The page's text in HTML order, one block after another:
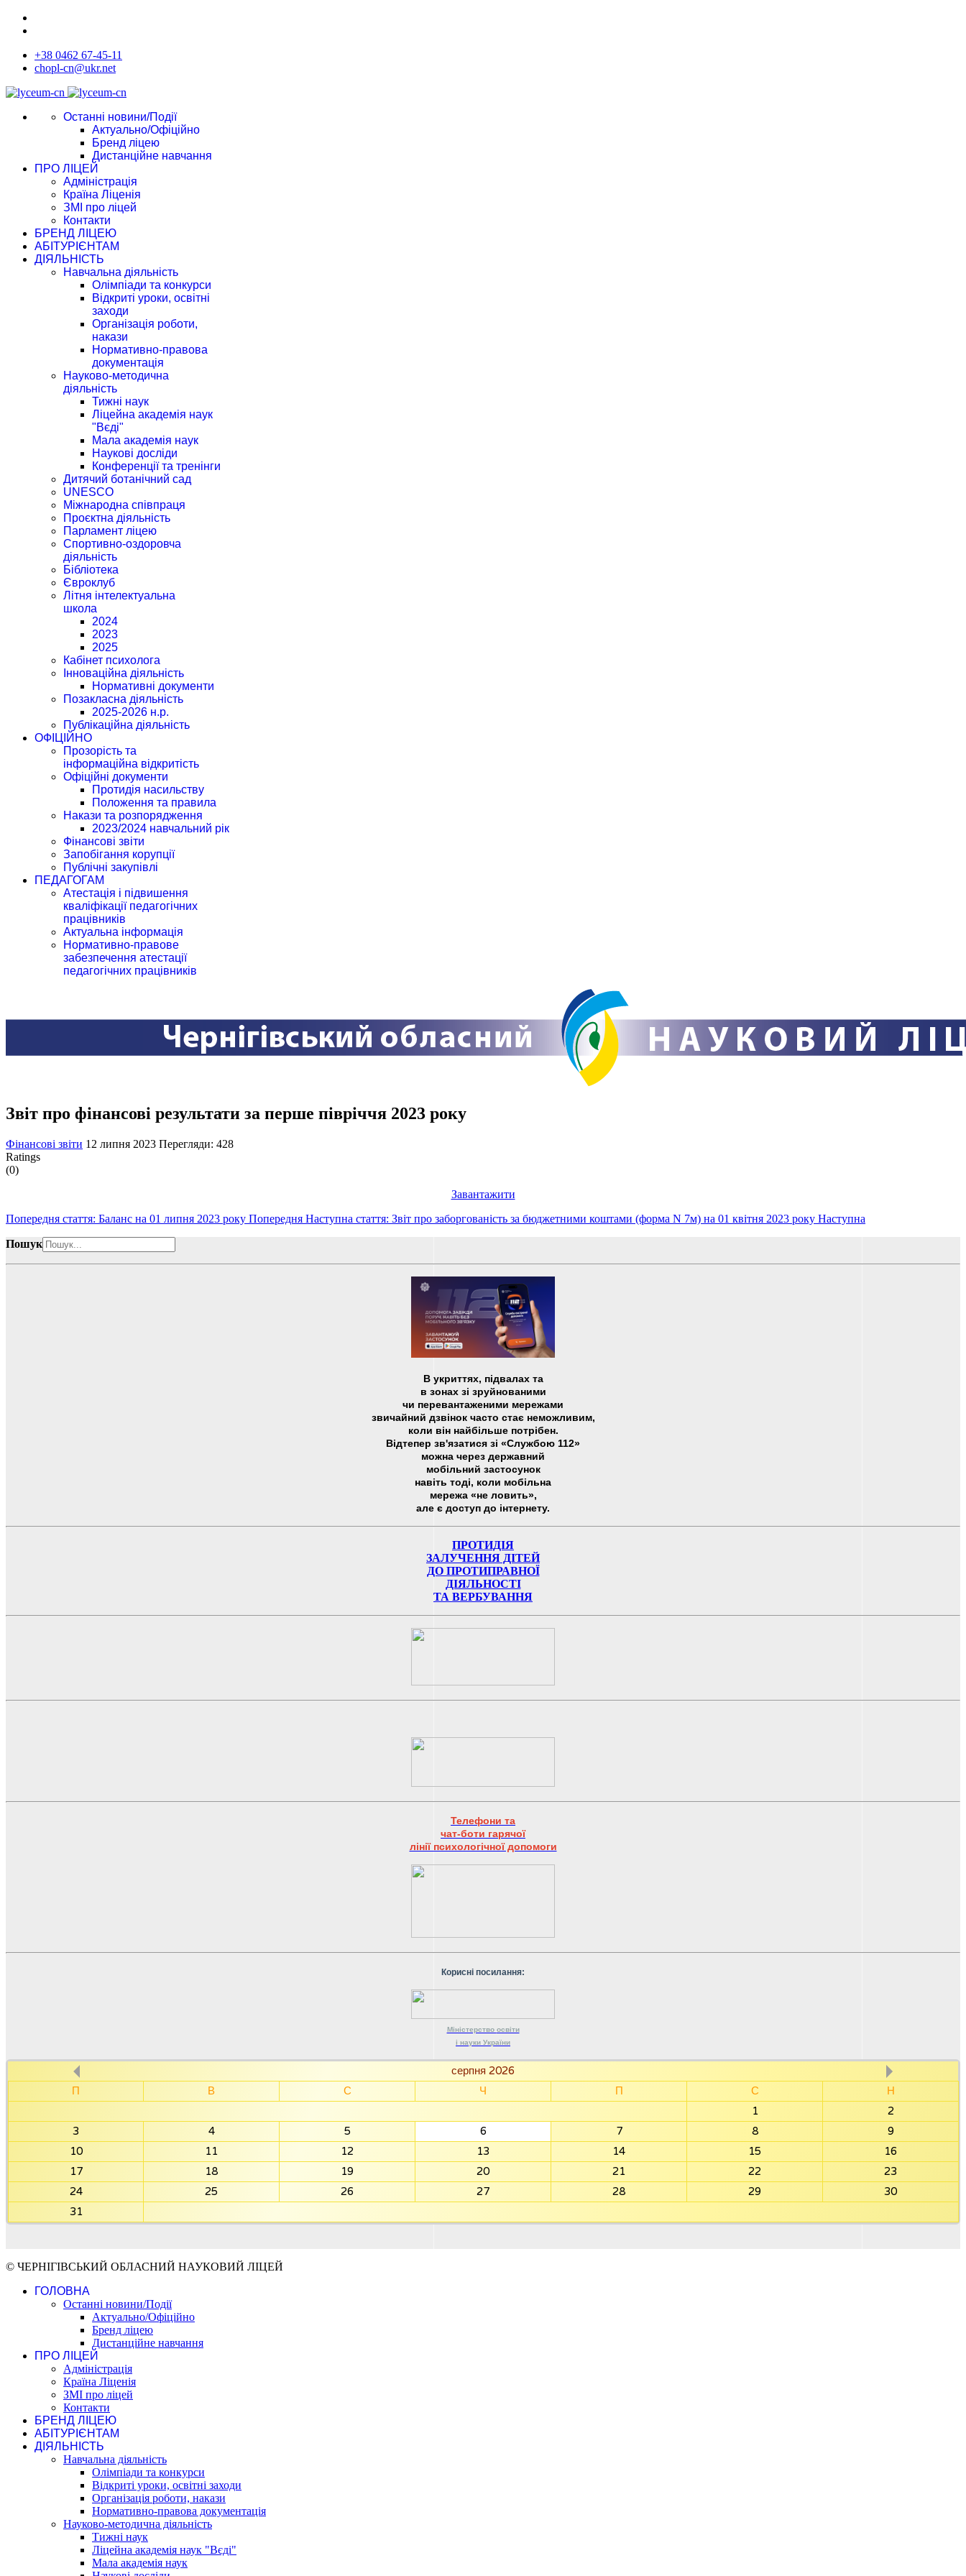
+38 0462 67-45-11
chopl-cn@ukr.net
Останні новини/Події
Актуально/Офіційно
Бренд ліцею
Дистанційне навчання
ПРО ЛІЦЕЙ
Адміністрація
Країна Ліценія
ЗМІ про ліцей
Контакти
БРЕНД ЛІЦЕЮ
АБІТУРІЄНТАМ
ДІЯЛЬНІСТЬ
Навчальна діяльність
Олімпіади та конкурси
Відкриті уроки, освітні
заходи
Організація роботи,
накази
Нормативно-правова
документація
Науково-методична
діяльність
Тижні наук
Ліцейна академія наук
"Вєді"
Мала академія наук
Наукові досліди
Конференції та тренінги
Дитячий ботанічний сад
UNESCO
Міжнародна співпраця
Проєктна діяльність
Парламент ліцею
Спортивно-оздоровча
діяльність
Бібліотека
Євроклуб
Літня інтелектуальна
школа
2024
2023
2025
Кабінет психолога
Інноваційна діяльність
Нормативні документи
Позакласна діяльність
2025-2026 н.р.
Публікаційна діяльність
ОФІЦІЙНО
Прозорість та
інформаційна відкритість
Офіційні документи
Протидія насильству
Положення та правила
Накази та розпорядження
2023/2024 навчальний рік
Фінансові звіти
Запобігання корупції
Публічні закупівлі
ПЕДАГОГАМ
Атестація і підвишення
кваліфікації педагогічних
працівників
Актуальна інформація
Нормативно-правове
забезпечення атестації
педагогічних працівників
Звіт про фінансові результати за перше півріччя 2023 року
Фінансові звіти 12 липня 2023 Перегляди: 428
Ratings
(0)
Завантажити
Попередня стаття: Баланс на 01 липня 2023 року Попередня Наступна стаття: Звіт про заборгованість за бюджетними коштами (форма N 7м) на 01 квітня 2023 року Наступна
Пошук
В укриттях, підвалах та
в зонах зі зруйнованими
чи перевантаженими мережами
звичайний дзвінок часто стає неможливим,
коли він найбільше потрібен.
Відтепер зв'язатися зі «Службою 112»
можна через державний
мобільний застосунок
навіть тоді, коли мобільна
мережа «не ловить»,
але є доступ до інтернету.
ПРОТИДІЯ
ЗАЛУЧЕННЯ ДІТЕЙ
ДО ПРОТИПРАВНОЇ
ДІЯЛЬНОСТІ
ТА ВЕРБУВАННЯ
Телефони та
чат-боти гарячої
лінії психологічної допомоги
Корисні посилання:
Міністерство освіти
і науки України
серпня 2026
П
В С Ч П С
Н
1
2
3
4 5 6 7 8
9
10
11 12 13 14 15
16
17
18 19 20 21 22
23
24
25 26 27 28 29
30
31
© ЧЕРНІГІВСЬКИЙ ОБЛАСНИЙ НАУКОВИЙ ЛІЦЕЙ
ГОЛОВНА
Останні новини/Події
Актуально/Офіційно
Бренд ліцею
Дистанційне навчання
ПРО ЛІЦЕЙ
Адміністрація
Країна Ліценія
ЗМІ про ліцей
Контакти
БРЕНД ЛІЦЕЮ
АБІТУРІЄНТАМ
ДІЯЛЬНІСТЬ
Навчальна діяльність
Олімпіади та конкурси
Відкриті уроки, освітні заходи
Організація роботи, накази
Нормативно-правова документація
Науково-методична діяльність
Тижні наук
Ліцейна академія наук "Вєді"
Мала академія наук